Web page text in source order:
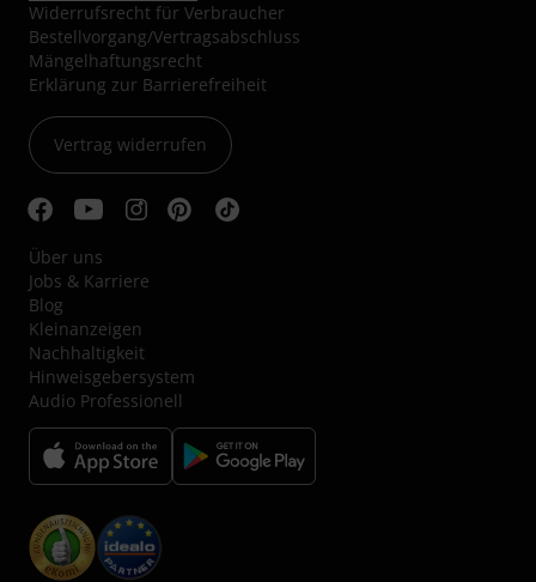
Widerrufsrecht für Verbraucher
Bestellvorgang/Vertragsabschluss
Mängelhaftungsrecht
Erklärung zur Barrierefreiheit
Vertrag widerrufen
Über uns
Jobs & Karriere
Blog
Kleinanzeigen
Nachhaltigkeit
Hinweisgebersystem
Audio Professionell